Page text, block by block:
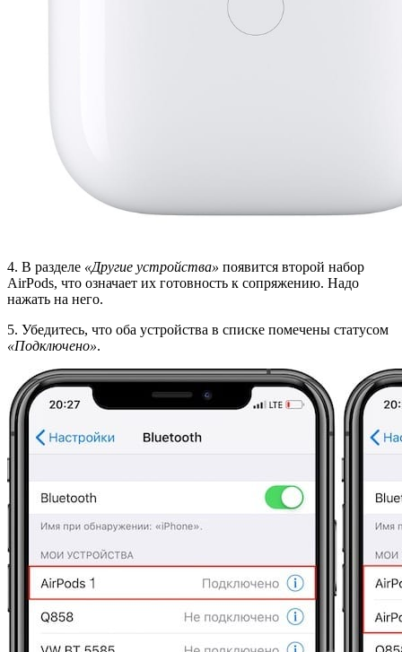
4. В разделе «Другие устройства» появится второй набор
AirPods, что означает их готовность к сопряжению. Надо
нажать на него.
5. Убедитесь, что оба устройства в списке помечены статусом
«Подключено».